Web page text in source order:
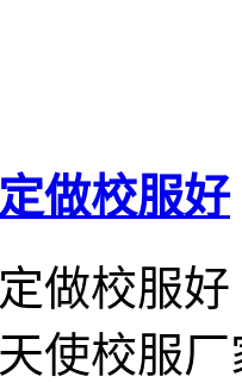
做校服好
做校服
使校服